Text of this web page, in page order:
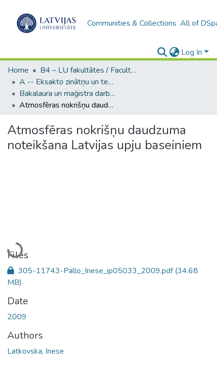
Communities & Collections All of
Log In
Home
B4 – LU fakultātes / Faculties of the UL
A -- Eksakto zinātņu un tehnoloģiju fakultāte / Faculty of Science and Technology
Bakalaura un maģistra darbi (EZTF) / Bachelor's and Master's theses
Atmosfēras nokrišņu daudzuma noteikšana Latvijas upju baseiniem
Atmosfēras nokrišņu daudzuma
noteikšana Latvijas upju baseiniem
Loading...
Files
305-11743-Pallo_Inese_ip05033_2009.pdf(34.68
MB)
Date
2009
Authors
Latkovska, Inese